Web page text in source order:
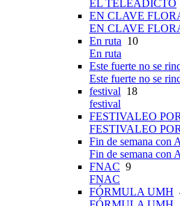
EL TELEADICTO
EN CLAVE
EN CLAVE
En ruta 10
En ruta
Este fuerte no se
Este fuerte no se
festival 18
festival
FESTIVALEO
FESTIVALEO
Fin de semana con
Fin de semana con
FNAC 9
FNAC
FÓRMULA UMH